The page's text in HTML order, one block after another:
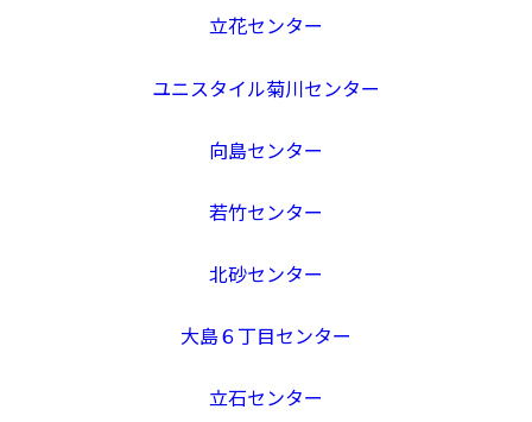
立花センター
ユニスタイル菊川センター
向島センター
若竹センター
北砂センター
大島６丁目センター
立石センター